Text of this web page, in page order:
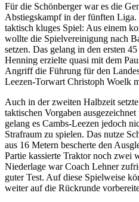
Für die Schönberger war es die
Abstiegskampf in der fünften Liga.
taktisch kluges Spiel: Aus einem
wollte die Spielvereinigung nach
setzen. Das gelang in den ersten
Henning erzielte quasi mit dem
Angriff die Führung für den
Leezen-Torwart Christoph Woelk
Auch in der zweiten Halbzeit
taktischen Vorgaben
gelang es Cambs-Leezen jedoch
Strafraum zu spielen. Das nutze
aus 16 Metern bescherte den
Partie kassierte Traktor noch zwei
Niederlage war Coach Lehner
guter Test. Auf diese Spielweise
weiter auf die Rückrunde